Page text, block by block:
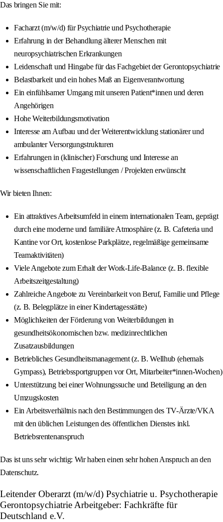
Das bringen Sie mit:
Facharzt (m/w/d) für Psychiatrie und Psychotherapie
Erfahrung in der Behandlung älterer Menschen mit
neuropsychiatrischen Erkrankungen
Leidenschaft und Hingabe für das Fachgebiet der Gerontopsychiatrie
Belastbarkeit und ein hohes Maß an Eigenverantwortung
Ein einfühlsamer Umgang mit unseren Patient*innen und deren
Angehörigen
Hohe Weiterbildungsmotivation
Interesse am Aufbau und der Weiterentwicklung stationärer und
ambulanter Versorgungstrukturen
Erfahrungen in (klinischer) Forschung und Interesse an
wissenschaftlichen Fragestellungen / Projekten erwünscht
Wir bieten Ihnen:
Ein attraktives Arbeitsumfeld in einem internationalen Team, geprägt
durch eine moderne und familiäre Atmosphäre (z. B. Cafeteria und
Kantine vor Ort, kostenlose Parkplätze, regelmäßige gemeinsame
Teamaktivitäten)
Viele Angebote zum Erhalt der Work-Life-Balance (z. B. flexible
Arbeitszeitgestaltung)
Zahlreiche Angebote zu Vereinbarkeit von Beruf, Familie und Pflege
(z. B. Belegplätze in einer Kindertagesstätte)
Möglichkeiten der Förderung von Weiterbildungen in
gesundheitsökonomischen bzw. medizinrechtlichen
Zusatzausbildungen
Betriebliches Gesundheitsmanagement (z. B. Wellhub (ehemals
Gympass), Betriebssportgruppen vor Ort, Mitarbeiter*innen-Wochen)
Unterstützung bei einer Wohnungssuche und Beteiligung an den
Umzugskosten
Ein Arbeitsverhältnis nach den Bestimmungen des TV-Ärzte/VKA
mit den üblichen Leistungen des öffentlichen Dienstes inkl.
Betriebsrentenanspruch
Das ist uns sehr wichtig: Wir haben einen sehr hohen Anspruch an den
Datenschutz.
Leitender Oberarzt (m/w/d) Psychiatrie u. Psychotherapie
Gerontopsychiatrie Arbeitgeber: Fachkräfte für
Deutschland e.V.